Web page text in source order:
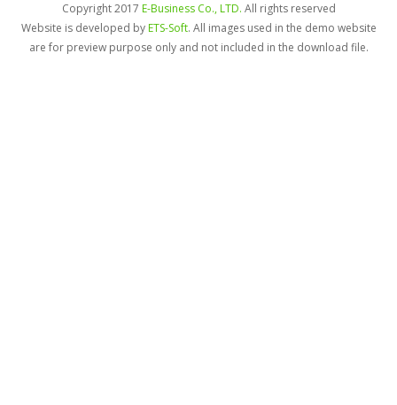
Copyright 2017 E-Business Co., LTD. All rights reserved
Website is developed byETS-Soft. All images used in the demo website
are for preview purpose only and not included in the download file.